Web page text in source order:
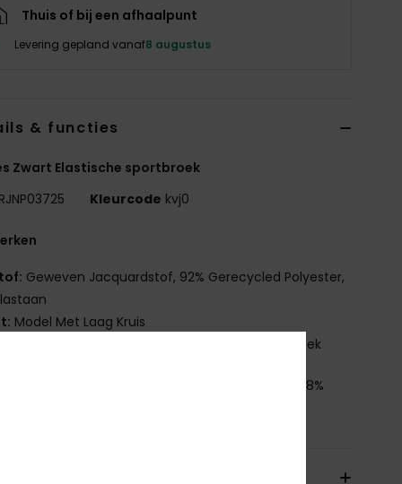
Thuis of bij een afhaalpunt
Levering gepland vanaf8 augustus
& functies
Zwart Elastische sportbroek
Kleurcode kvj0
Geweven Jacquardstof, 92% Gerecycled Polyester,
Model Met Laag Kruis
Brede Tailleband Met Ingesloten Elastiek
[Hoofdstof] 92% gerecycled polyester, 8%